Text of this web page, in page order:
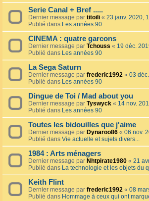
Serie Canal + Bref .....
Dernier message par titoili « 23 janv. 2020,
Publié dans Les années 90
CINEMA : quatre garcons
Dernier message par Tchouss « 19 déc.
Publié dans Les années 90
La Sega Saturn
Dernier message par frederic1992 « 03
Publié dans Les années 90
Dingue de Toi / Mad about you
Dernier message par Tyswyck « 14 nov.
Publié dans Les années 90
Toutes les bidouilles que j'aime
Dernier message par Dynaroo86 « 06 nov.
Publié dans Vie actuelle et sujets divers...
1984 : Arts ménagers
Dernier message par Nhtpirate1980 « 21
Publié dans La technologie et les objets du
Keith Flint
Dernier message par frederic1992 « 08
Publié dans Hommage à ceux qui ont